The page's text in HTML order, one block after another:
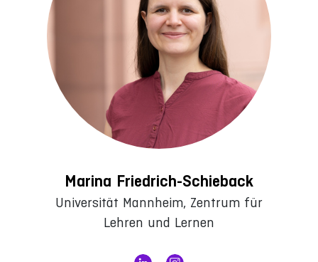
Marina Friedrich-Schieback
Universität Mannheim, Zentrum für
Lehren und Lernen